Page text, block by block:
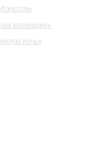
коллекция»
ночь»